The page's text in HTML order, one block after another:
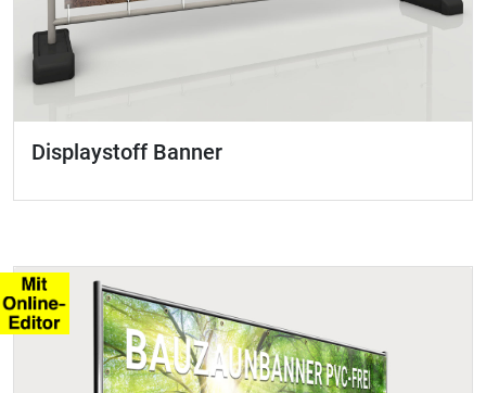
Displaystoff Banner